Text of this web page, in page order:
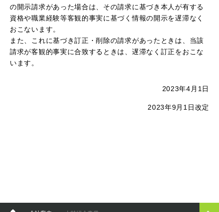
の開示請求があった場合は、その請求に基づき本人が有する
資格や職業経験等客観的事実に基づく情報の開示を遅滞なく
おこないます。
また、これに基づき訂正・削除の請求があったときは、当該
請求が客観的事実に合致するときは、遅滞なく訂正をおこな
います。
2023年4月1日
2023年9月1日改定